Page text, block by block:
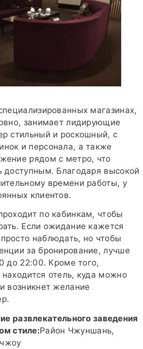
магазинах,
занимает лидирующие
стильный и роскошный, с
и персонала, а также
рядом с метро, что
доступным. Благодаря высокой
времени работы, у
клиентов.
по кабинкам, чтобы
Если ожидание кажется
наблюдать, но чтобы
за бронирование, лучше
до 22:00. Кроме того,
отель, куда можно
возникнет желание
развлекательного заведения
стиле:Район Чжуншань,